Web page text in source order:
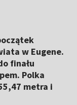
w Eugene.
finału
Polka
metra i